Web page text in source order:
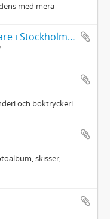
med mera
Carl Henrik Lundblad, bokbindare i Stockholm. Hyreskontrakt, taxor för bindning åt Drätselnämnden, bindningsjournal
och boktryckeri
skisser,